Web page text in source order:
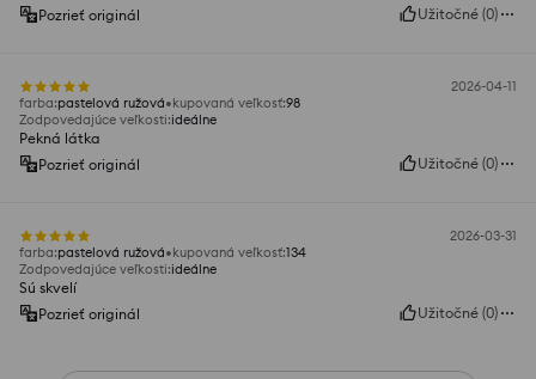
Pozrieť originál
Užitočné (0)
2026-04-11
farba:pastelová ružová kupovaná veľkosť:98
Zodpovedajúce veľkosti:ideálne
Pekná látka
Pozrieť originál
Užitočné (0)
2026-03-31
farba:pastelová ružová kupovaná veľkosť:134
Zodpovedajúce veľkosti:ideálne
Sú skvelí
Pozrieť originál
Užitočné (0)